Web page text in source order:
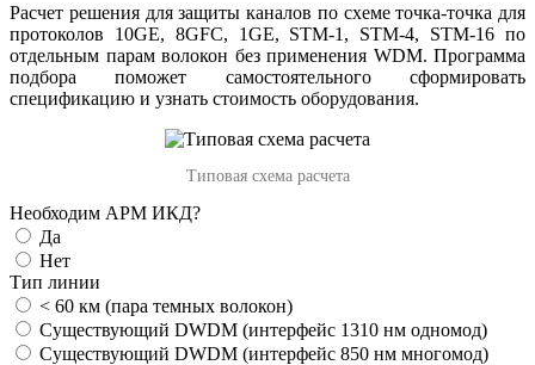
Расчет решения для защиты каналов по схеме точка-точка для
протоколов 10GE, 8GFC, 1GE, STM-1, STM-4, STM-16 по
отдельным парам волокон без применения WDM. Программа
подбора поможет самостоятельного сформировать
спецификацию и узнать стоимость оборудования.
Типовая схема расчета
Необходим АРМ ИКД?
Да
Нет
Тип линии
< 60 км (пара темных волокон)
Существующий DWDM (интерфейс 1310 нм одномод)
Существующий DWDM (интерфейс 850 нм многомод)